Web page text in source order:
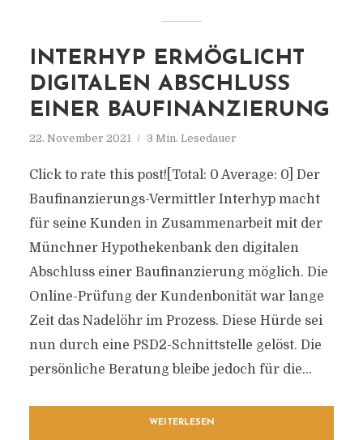
INTERHYP ERMÖGLICHT
DIGITALEN ABSCHLUSS
EINER BAUFINANZIERUNG
22. November 2021 3 Min. Lesedauer
Click to rate this post![Total: 0 Average: 0] Der
Baufinanzierungs-Vermittler Interhyp macht
für seine Kunden in Zusammenarbeit mit der
Münchner Hypothekenbank den digitalen
Abschluss einer Baufinanzierung möglich. Die
Online-Prüfung der Kundenbonität war lange
Zeit das Nadelöhr im Prozess. Diese Hürde sei
nun durch eine PSD2-Schnittstelle gelöst. Die
persönliche Beratung bleibe jedoch für die...
WEITERLESEN